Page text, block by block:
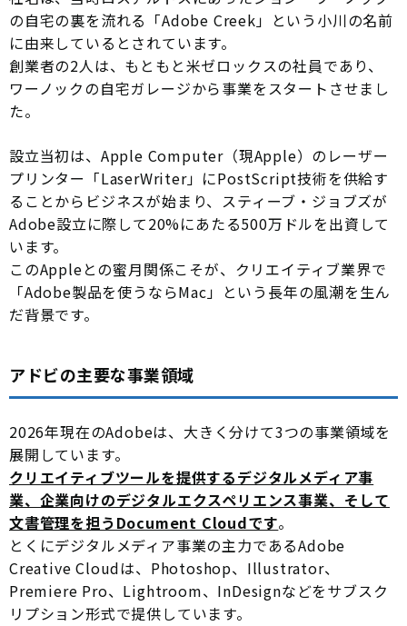
の自宅の裏を流れる「Adobe Creek」という小川の名前
に由来しているとされています。
創業者の2人は、もともと米ゼロックスの社員であり、
ワーノックの自宅ガレージから事業をスタートさせまし
た。
設立当初は、Apple Computer（現Apple）のレーザー
プリンター「LaserWriter」にPostScript技術を供給す
ることからビジネスが始まり、スティーブ・ジョブズが
Adobe設立に際して20%にあたる500万ドルを出資して
います。
このAppleとの蜜月関係こそが、クリエイティブ業界で
「Adobe製品を使うならMac」という長年の風潮を生ん
だ背景です。
アドビの主要な事業領域
2026年現在のAdobeは、大きく分けて3つの事業領域を
展開しています。
クリエイティブツールを提供するデジタルメディア事
業、企業向けのデジタルエクスペリエンス事業、そして
文書管理を担うDocument Cloudです。
とくにデジタルメディア事業の主力であるAdobe
Creative Cloudは、Photoshop、Illustrator、
Premiere Pro、Lightroom、InDesignなどをサブスク
リプション形式で提供しています。